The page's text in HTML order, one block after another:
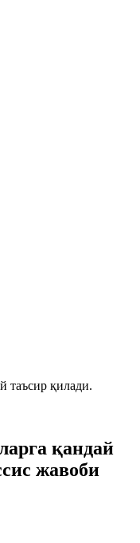
қандай
жавоби